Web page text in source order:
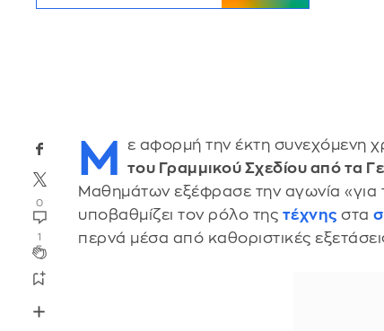
0
1
Μ ε αφορμή την έκτη συνεχόμενη
του Γραμμικού Σχεδίου από τα
Μαθημάτων εξέφρασε την αγωνία «για
υποβαθμίζει τον ρόλο της τέχνης στα
περνά μέσα από καθοριστικές